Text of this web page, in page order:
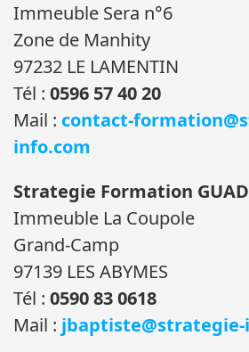
Immeuble Sera n°6
Zone de Manhity
97232 LE LAMENTIN
Tél : 0596 57 40 20
Mail : contact-
info.com
Strategie Formation
Immeuble La Coupole
Grand-Camp
97139 LES ABYMES
Tél : 0590 83 0618
Mail :